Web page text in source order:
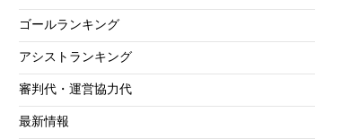
ゴールランキング
アシストランキング
審判代・運営協力代
最新情報